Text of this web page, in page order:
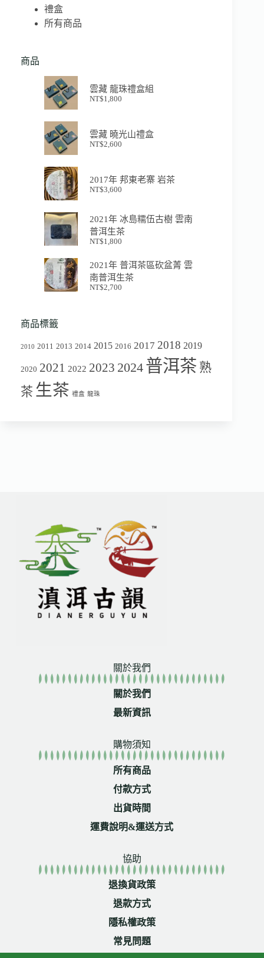
禮盒
所有商品
商品
雲藏 龍珠禮盒組
NT$1,800
雲藏 曉光山禮盒
NT$2,600
2017年 邦東老寨 岩茶
NT$3,600
2021年 冰島糯伍古樹 雲南
普洱生茶
NT$1,800
2021年 普洱茶區砍盆菁 雲
南普洱生茶
NT$2,700
商品標籤
2010 2011 2013 2014 2015 2016 2017 2018 2019
2020 2021 2022 2023 2024 普洱茶 熟
茶 生茶 禮盒 龍珠
關於我們
關於我們
最新資訊
購物須知
所有商品
付款方式
出貨時間
運費說明&運送方式
協助
退換貨政策
退款方式
隱私權政策
常見問題